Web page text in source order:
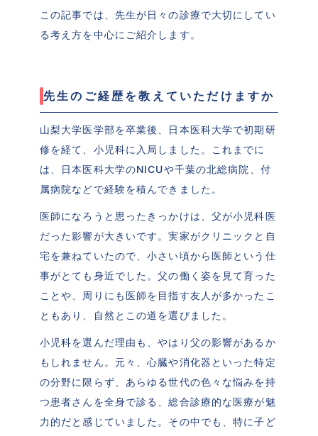
この記事では、先生が日々の診療で大切にしてい
る考え方を中心にご紹介します。
先生のご経歴を教えていただけますか
山梨大学医学部を卒業後、日本医科大学で初期研
修を経て、小児科に入局しました。これまでに
は、日本医科大学のNICUや千葉の北総病院、付
属病院などで経験を積んできました。
医師になろうと思ったきっかけは、父が小児科医
だった影響が大きいです。実家がクリニックと自
宅を兼ねていたので、小さい頃から医師という仕
事がとても身近でした。父の働く姿を見て育った
ことや、周りにも医師を目指す友人が多かったこ
ともあり、自然とこの道を選びました。
小児科を選んだ理由も、やはり父の影響があるか
もしれません。元々、心臓や消化器といった特定
の分野に限らず、あらゆる世代の色々な悩みを持
つ患者さんを全身で診る、総合診療的な医療が魅
力的だと感じていました。その中でも、特に子ど